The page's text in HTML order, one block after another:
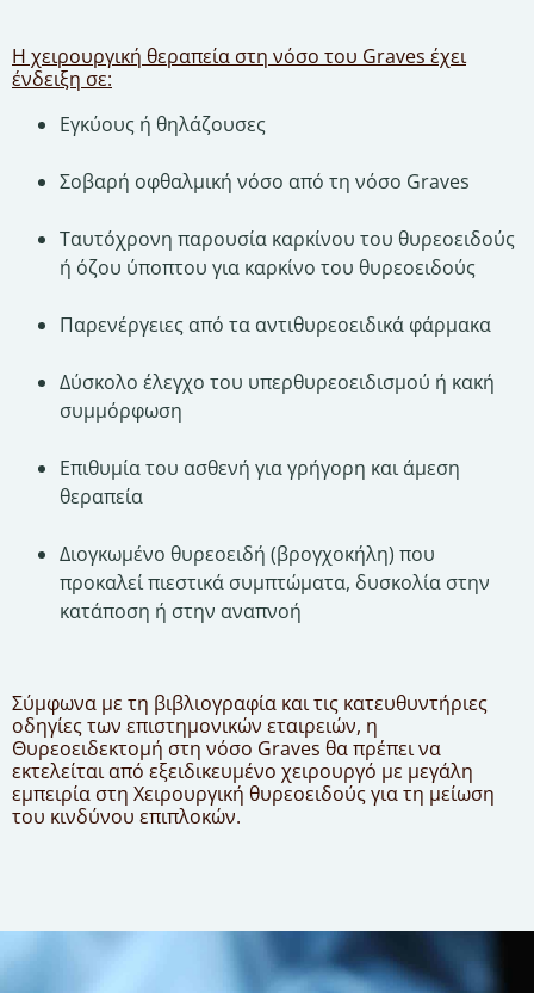
Η χειρουργική θεραπεία στη νόσο του Graves έχει
ένδειξη σε:
Εγκύους ή θηλάζουσες
Σοβαρή οφθαλμική νόσο από τη νόσο Graves
Ταυτόχρονη παρουσία καρκίνου του θυρεοειδούς
ή όζου ύποπτου για καρκίνο του θυρεοειδούς
Παρενέργειες από τα αντιθυρεοειδικά φάρμακα
Δύσκολο έλεγχο του υπερθυρεοειδισμού ή κακή
συμμόρφωση
Επιθυμία του ασθενή για γρήγορη και άμεση
θεραπεία
Διογκωμένο θυρεοειδή (βρογχοκήλη) που
προκαλεί πιεστικά συμπτώματα, δυσκολία στην
κατάποση ή στην αναπνοή
Σύμφωνα με τη βιβλιογραφία και τις κατευθυντήριες
οδηγίες των επιστημονικών εταιρειών, η
Θυρεοειδεκτομή στη νόσο Graves θα πρέπει να
εκτελείται από εξειδικευμένο χειρουργό με μεγάλη
εμπειρία στη Χειρουργική θυρεοειδούς για τη μείωση
του κινδύνου επιπλοκών.